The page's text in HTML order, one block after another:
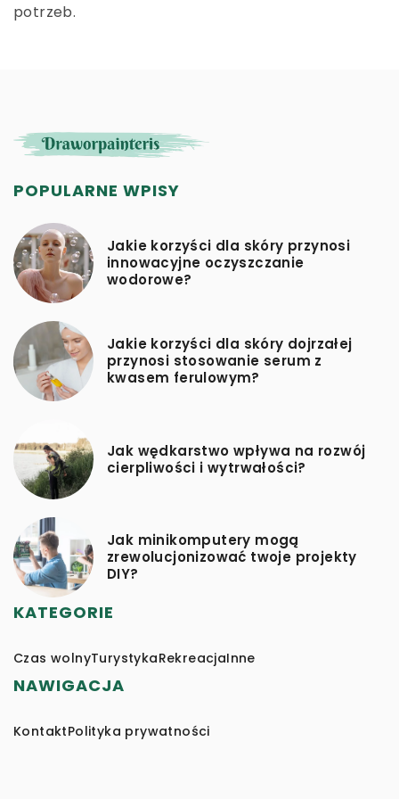
potrzeb.
POPULARNE WPISY
Jakie korzyści dla skóry przynosi
innowacyjne oczyszczanie
wodorowe?
Jakie korzyści dla skóry dojrzałej
przynosi stosowanie serum z
kwasem ferulowym?
Jak wędkarstwo wpływa na rozwój
cierpliwości i wytrwałości?
Jak minikomputery mogą
zrewolucjonizować twoje projekty
DIY?
KATEGORIE
Czas wolnyTurystykaRekreacjaInne
NAWIGACJA
KontaktPolityka prywatności